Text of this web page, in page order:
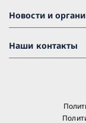
Новости и
Наши контакты